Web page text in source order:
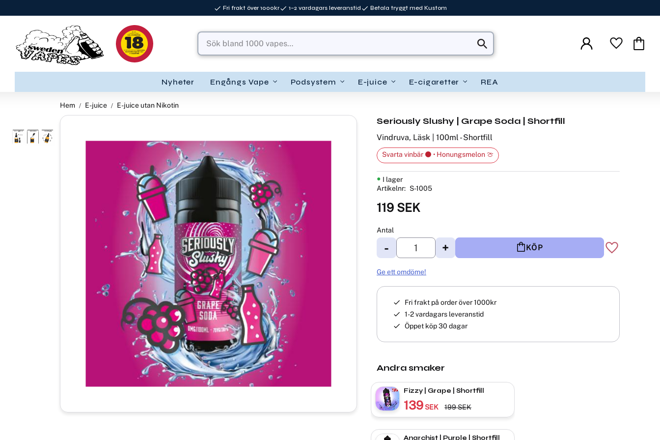
Fri frakt över 1000kr 1–2 vardagars leveranstid Betala tryggt med Kustom
Favoriter
Nyheter Engångs Vape Podsystem E-juice E-cigaretter REA
Hem E-juice E-juice utan Nikotin
Seriously Slushy | Grape Soda | Shortfill
Vindruva, Läsk | 100ml - Shortfill
119 SEK
Antal
+
- KÖP
Lägg till i
I lager
Artikelnr
S-1005
Svarta vinbär ⚫ • Honungsmelon 🍈
Ge ett omdöme!
Fri frakt på order över 1000kr
1-2 vardagars leveranstid
Öppet köp 30 dagar
Andra smaker
Fizzy | Grape | Shortfill
139 SEK 199SEK
Anarchist | Purple | Shortfill